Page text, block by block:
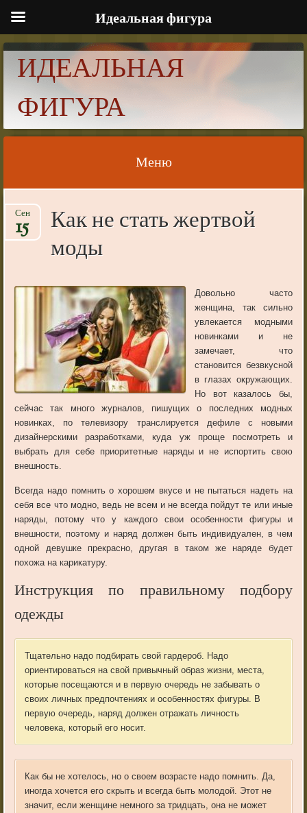
ИДЕАЛЬНАЯ
ФИГУРА
Меню
Skip to content
Как не стать жертвой
моды
Сен
15
Довольно часто
женщина, так сильно
увлекается модными
новинками и не
замечает, что
становится безвкусной
в глазах окружающих.
Но вот казалось бы,
сейчас так много журналов, пишущих о последних модных
новинках, по телевизору транслируется дефиле с новыми
дизайнерскими разработками, куда уж проще посмотреть и
выбрать для себе приоритетные наряды и не испортить свою
внешность.
Всегда надо помнить о хорошем вкусе и не пытаться надеть на
себя все что модно, ведь не всем и не всегда пойдут те или иные
наряды, потому что у каждого свои особенности фигуры и
внешности, поэтому и наряд должен быть индивидуален, в чем
одной девушке прекрасно, другая в таком же наряде будет
похожа на карикатуру.
Инструкция по правильному подбору
одежды
Тщательно надо подбирать свой гардероб. Надо
ориентироваться на свой привычный образ жизни, места,
которые посещаются и в первую очередь не забывать о
своих личных предпочтениях и особенностях фигуры. В
первую очередь, наряд должен отражать личность
человека, который его носит.
Как бы не хотелось, но о своем возрасте надо помнить. Да,
иногда хочется его скрыть и всегда быть молодой. Этот не
значит, если женщине немного за тридцать, она не может
Идеальная фигура